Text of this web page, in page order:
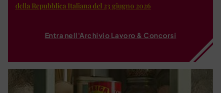
della Repubblica Italiana del 23 giugno 2026
Entra nell'Archivio Lavoro & Concorsi